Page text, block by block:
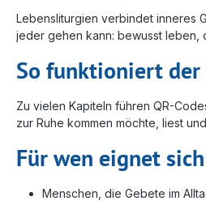
Lebensliturgien verbindet inneres
jeder gehen kann: bewusst leben,
So funktioniert
Zu vielen Kapiteln führen QR-
zur Ruhe kommen möchte, liest
Für wen eignet
Menschen, die Gebete im